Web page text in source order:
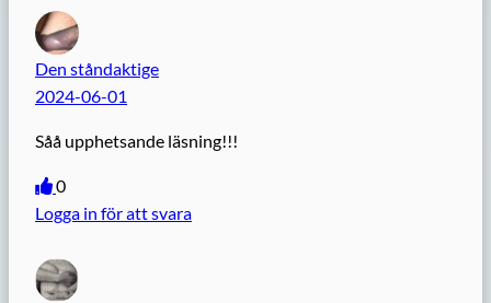
Den ståndaktige
2024-06-01
Såå upphetsande läsning!!!
0
Logga in för att svara